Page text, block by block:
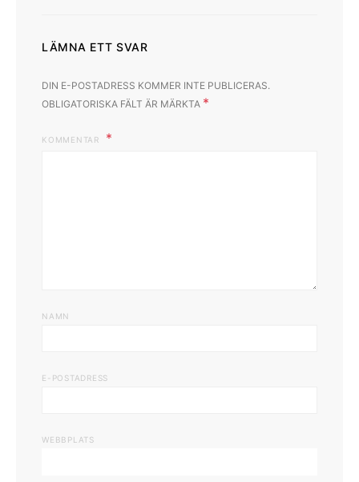
LÄMNA ETT SVAR
DIN E-POSTADRESS KOMMER INTE PUBLICERAS.
OBLIGATORISKA FÄLT ÄR MÄRKTA *
KOMMENTAR
NAMN
E-POSTADRESS
WEBBPLATS